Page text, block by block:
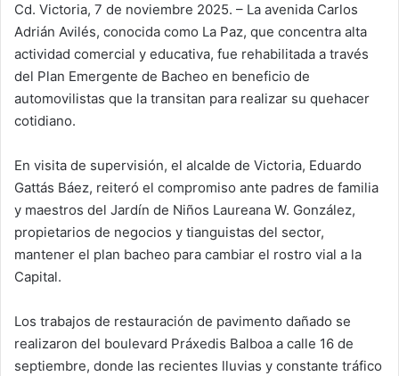
Cd. Victoria, 7 de noviembre 2025. – La avenida Carlos
Adrián Avilés, conocida como La Paz, que concentra alta
actividad comercial y educativa, fue rehabilitada a través
del Plan Emergente de Bacheo en beneficio de
automovilistas que la transitan para realizar su quehacer
cotidiano.
En visita de supervisión, el alcalde de Victoria, Eduardo
Gattás Báez, reiteró el compromiso ante padres de familia
y maestros del Jardín de Niños Laureana W. González,
propietarios de negocios y tianguistas del sector,
mantener el plan bacheo para cambiar el rostro vial a la
Capital.
Los trabajos de restauración de pavimento dañado se
realizaron del boulevard Práxedis Balboa a calle 16 de
septiembre, donde las recientes lluvias y constante tráfico